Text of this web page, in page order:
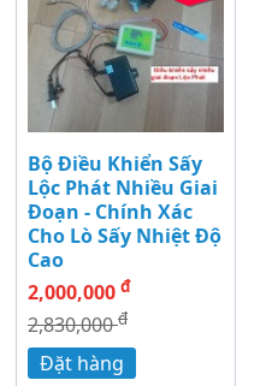
Bộ Điều Khiển Sấy
Lộc Phát Nhiều Giai
Đoạn - Chính Xác
Cho Lò Sấy Nhiệt Độ
Cao
2,000,000 đ
2,830,000đ
Đặt hàng